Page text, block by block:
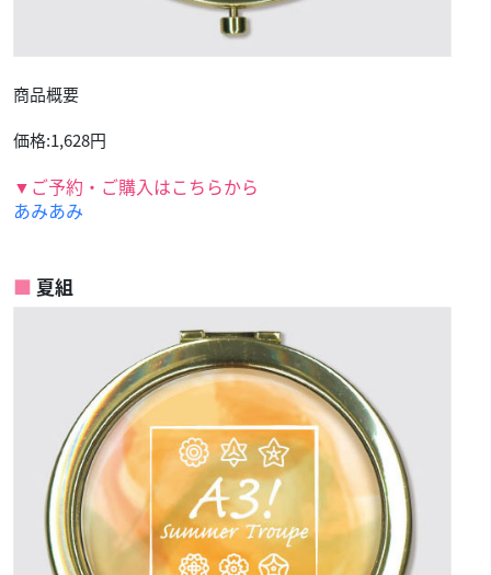
商品概要
価格:1,628円
▼ご予約・ご購入はこちらから
あみあみ
夏組